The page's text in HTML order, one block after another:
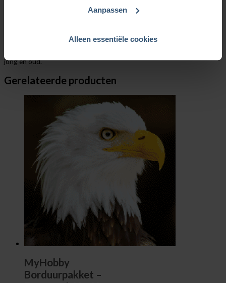
Aanpassen
Alleen essentiële cookies
hoogwaardige materialen, maar ook een bron van inspiratie en
mogelijkheid om even te ontsnappen aan de drukte van het dagelijks
leven en je onder te dompelen in de rustgevende wereld van het
jong en oud.
Gerelateerde producten
MyHobby
Borduurpakket –